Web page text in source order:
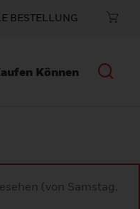
BESTELLUNG
Können
(von Samstag,